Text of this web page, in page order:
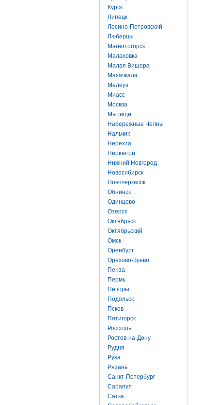
Курск
Липецк
Лосино-Петровский
Люберцы
Магнитогорск
Малаховка
Малая Вишера
Махачкала
Мелеуз
Миасс
Москва
Мытищи
Набережные Челны
Нальчик
Нерехта
Нерюнгри
Нижний Новгород
Новосибирск
Новочеркасск
Обнинск
Одинцово
Озерск
Октябрьск
Октябрьский
Омск
Оренбург
Орехово-Зуево
Пенза
Пермь
Печоры
Подольск
Псков
Пятигорск
Россошь
Ростов-на-Дону
Рудня
Руза
Рязань
Санкт-Петербург
Сарапул
Сатка